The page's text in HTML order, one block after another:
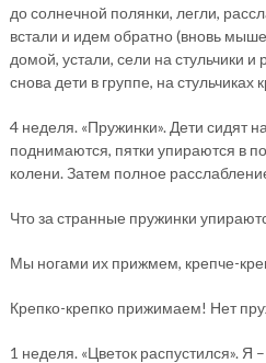
до солнечной полянки, легли,
встали и идем обратно (вновь
домой, устали, сели на стульчики
снова дети в группе, на стульчиках
4 неделя. «Пружинки». Дети сидят
поднимаются, пятки упираются в
колени. Затем полное
Что за странные пружинки
Мы ногами их прижмем, крепче-
Крепко-крепко прижимаем! Нет
1 неделя. «Цветок распустился». Я